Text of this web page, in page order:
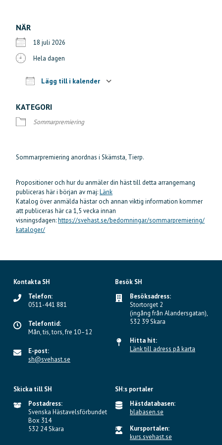
NÄR
18 juli 2026
Hela dagen
Lägg till i kalender
KATEGORI
Sommarpremiering
Sommarpremiering anordnas i Skämsta, Tierp.
Propositioner och hur du anmäler din häst till detta arrangemang
publiceras här i början av maj:Länk
Katalog över anmälda hästar och annan viktig information kommer
att publiceras här ca 1,5 vecka innan
visningsdagen:https://svehast.se/bedomningar/sommarpremiering/
kataloger/
Kontakta SH
Telefon:
0511-441 881
Telefontid:
Mån, tis, tors, fre 10–12
E-post:
sh@svehast.se
Besök SH
Besöksadress:
Stortorget 2
(ingång från Alandersgatan),
532 39 Skara
Hitta hit:
Länk till adress på karta
Skicka till SH
Postadress:
Svenska Hästavelsförbundet
Box 314
532 24 Skara
SH:s portaler
Hästdatabasen:
blabasen.se
Kursportalen:
kurs.svehast.se